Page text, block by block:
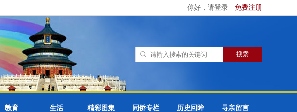
你好，请登录 免费注册
教育 生活 精彩图集 同侨专栏 历史回眸 寻亲留言